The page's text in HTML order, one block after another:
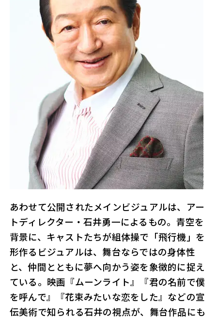
あわせて公開されたメインビジュアルは、アー
トディレクター・石井勇一によるもの。青空を
背景に、キャストたちが組体操で「飛行機」を
形作るビジュアルは、舞台ならではの身体性
と、仲間とともに夢へ向かう姿を象徴的に捉え
ている。映画『ムーンライト』『君の名前で僕
を呼んで』『花束みたいな恋をした』などの宣
伝美術で知られる石井の視点が、舞台作品にも